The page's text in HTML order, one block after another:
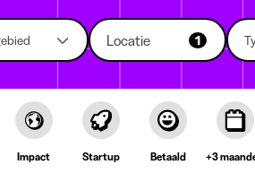
Locatie 1
Impact Startup Betaald +3